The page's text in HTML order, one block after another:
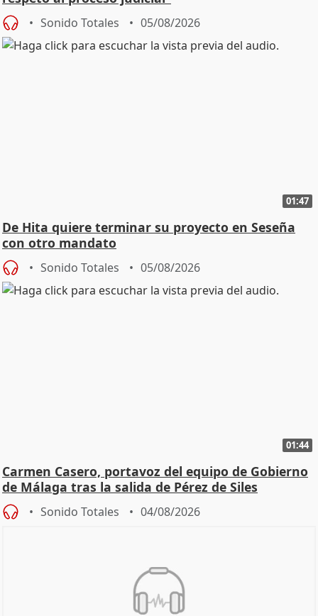
Sonido Totales 05/08/2026
01:47
De Hita quiere terminar su proyecto en Seseña
con otro mandato
Sonido Totales 05/08/2026
01:44
Carmen Casero, portavoz del equipo de Gobierno
de Málaga tras la salida de Pérez de Siles
Sonido Totales 04/08/2026